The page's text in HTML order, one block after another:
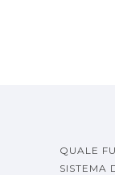
QUALE
SISTEMA